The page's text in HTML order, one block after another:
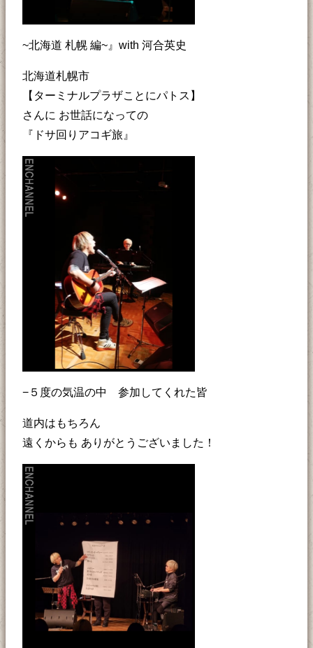
~北海道 札幌 編~』with 河合英史
北海道札幌市
【ターミナルプラザことにパトス】
さんに お世話になっての
『ドサ回りアコギ旅』
−５度の気温の中 参加してくれた皆
道内はもちろん
遠くからも ありがとうございました！